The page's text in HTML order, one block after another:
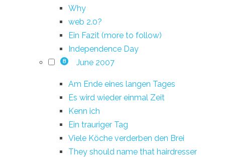
Why
web 2.0?
Ein Fazit (more to follow)
Independence Day
8 June 2007
Am Ende eines langen Tages
Es wird wieder einmal Zeit
Kenn ich
Ein trauriger Tag
Viele Köche verderben den Brei
They should name that hairdresser